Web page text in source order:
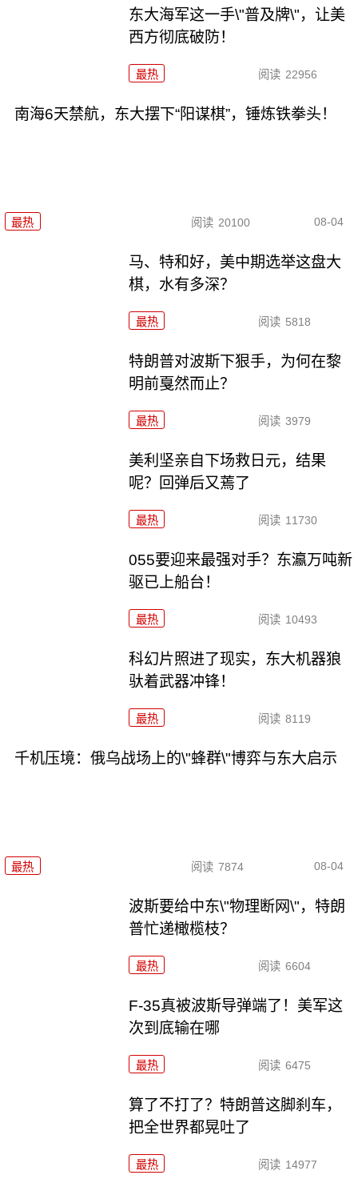
东大海军这一手\"普及牌\"，让美
西方彻底破防！
最热 阅读 22956
南海6天禁航，东大摆下“阳谋棋”，锤炼铁拳头！
最热 阅读 20100 08-04
马、特和好，美中期选举这盘大
棋，水有多深？
最热 阅读 5818
特朗普对波斯下狠手，为何在黎
明前戛然而止？
最热 阅读 3979
美利坚亲自下场救日元，结果
呢？回弹后又蔫了
最热 阅读 11730
055要迎来最强对手？东瀛万吨新
驱已上船台！
最热 阅读 10493
科幻片照进了现实，东大机器狼
驮着武器冲锋！
最热 阅读 8119
千机压境：俄乌战场上的\"蜂群\"博弈与东大启示
最热 阅读 7874 08-04
波斯要给中东\"物理断网\"，特朗
普忙递橄榄枝？
最热 阅读 6604
F-35真被波斯导弹端了！美军这
次到底输在哪
最热 阅读 6475
算了不打了？特朗普这脚刹车，
把全世界都晃吐了
最热 阅读 14977